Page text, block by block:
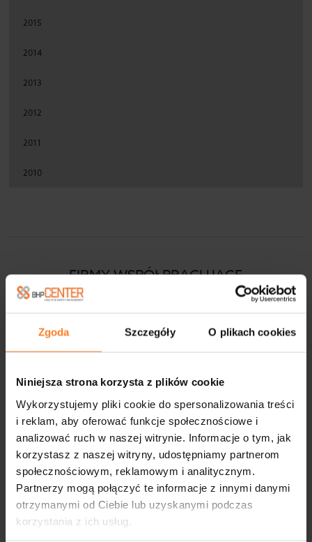
Zgoda Szczegóły O plikach cookies
Niniejsza strona korzysta z plików cookie
Wykorzystujemy pliki cookie do spersonalizowania treści
i reklam, aby oferować funkcje społecznościowe i
analizować ruch w naszej witrynie. Informacje o tym, jak
korzystasz z naszej witryny, udostępniamy partnerom
społecznościowym, reklamowym i analitycznym.
Partnerzy mogą połączyć te informacje z innymi danymi
otrzymanymi od Ciebie lub uzyskanymi podczas
korzystania z ich usług.
2015
2014
2013
2012
2011
2010
FIRMY WSPÓŁPRACUJĄCE